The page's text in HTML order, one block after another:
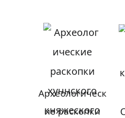
Археологическ
ие раскопки